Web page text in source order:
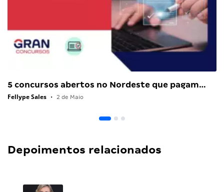
5 concursos abertos no Nordeste que pagam…
Fellype Sales • 2 de Maio
Depoimentos relacionados